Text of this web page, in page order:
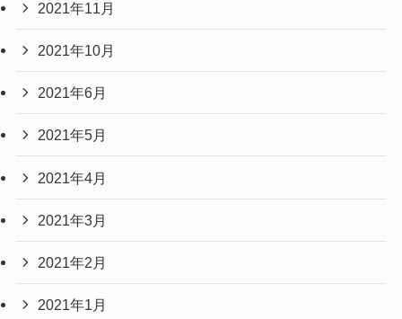
2021年11月
2021年10月
2021年6月
2021年5月
2021年4月
2021年3月
2021年2月
2021年1月